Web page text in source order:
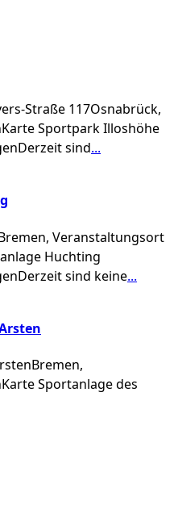
Straße 117Osnabrück,
Sportpark Illoshöhe
sind...
Veranstaltungsort
Huchting
sind keine...
Sportanlage des